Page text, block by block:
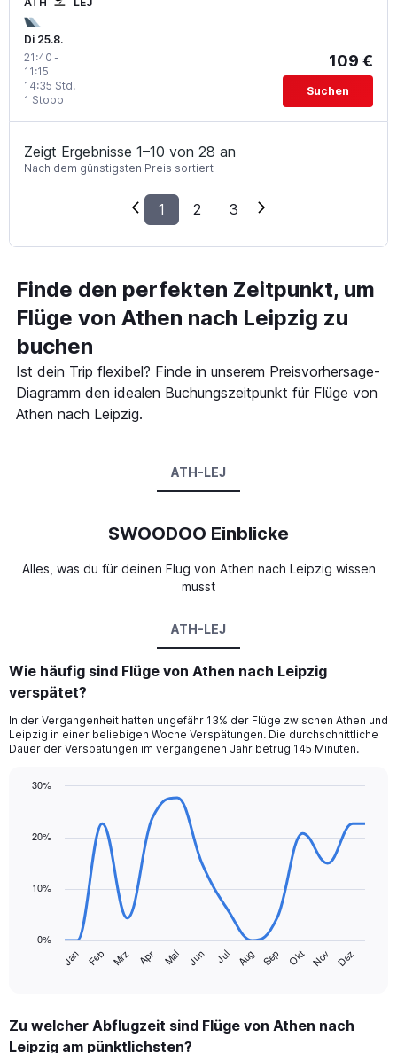
Di 25.8.
21:40 -
11:15
1 Stopp
14:35 Std.
109 €
Suchen
Zeigt Ergebnisse 1–10 von 28 an
Nach dem günstigsten Preis sortiert
1 2 3
Finde den perfekten Zeitpunkt, um
Flüge von Athen nach Leipzig zu
buchen
Ist dein Trip flexibel? Finde in unserem Preisvorhersage-
Diagramm den idealen Buchungszeitpunkt für Flüge von
Athen nach Leipzig.
ATH-LEJ
SWOODOO Einblicke
Alles, was du für deinen Flug von Athen nach Leipzig wissen
musst
ATH-LEJ
Wie häufig sind Flüge von Athen nach Leipzig
verspätet?
In der Vergangenheit hatten ungefähr 13% der Flüge zwischen Athen und
Leipzig in einer beliebigen Woche Verspätungen. Die durchschnittliche
Dauer der Verspätungen im vergangenen Jahr betrug 145 Minuten.
with
has
categories.
Range:
Jan Feb Mrz Apr Mai Jun Jul Aug Sep Okt Nov Dez
0%
10%
20%
30%
Zu welcher Abflugzeit sind Flüge von Athen nach
Leipzig am pünktlichsten?